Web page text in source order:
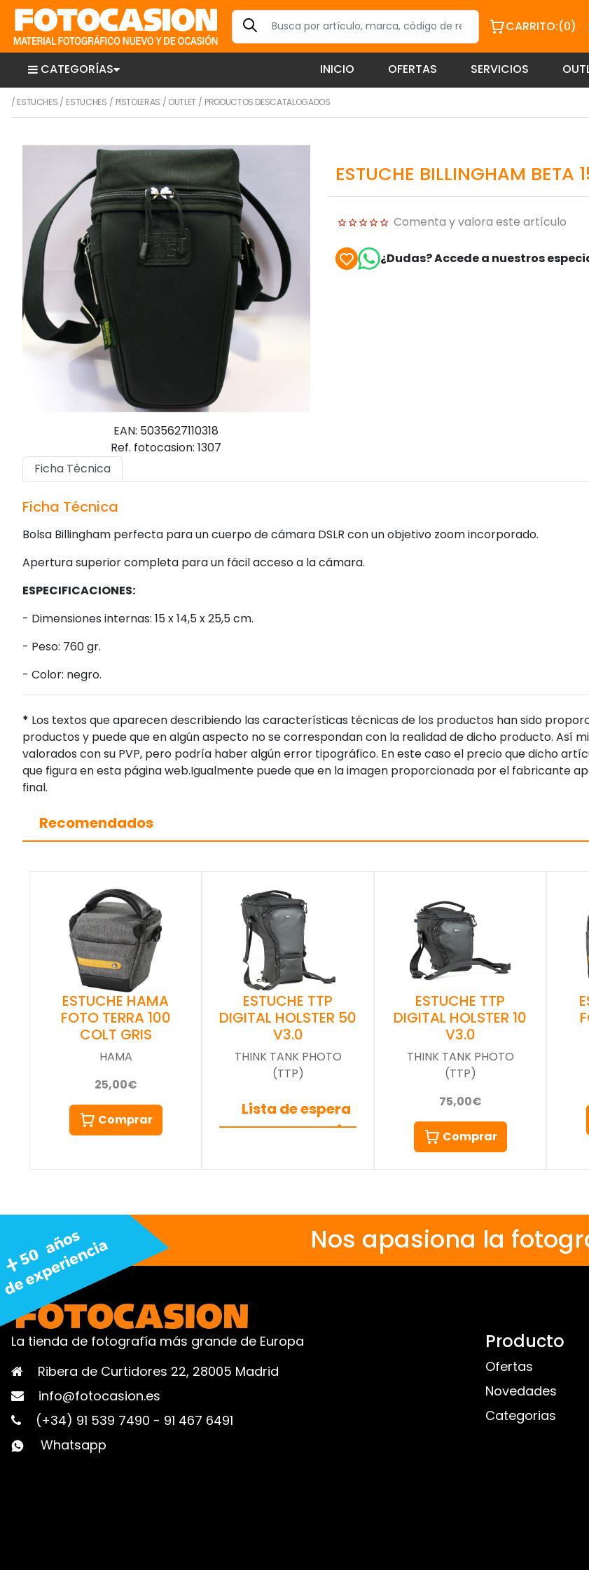
CARRITO:(0)
CATEGORÍAS INICIO OFERTAS SERVICIOS
/ ESTUCHES / ESTUCHES / PISTOLERAS / OUTLET / PRODUCTOS DESCATALOGADOS
EAN: 5035627110318
Ref. fotocasion: 1307
ESTUCHE BILLINGHAM BETA
Comenta y valora este artículo
¿Dudas? Accede a nuestros
Ficha Técnica
Ficha Técnica
Bolsa Billingham perfecta para un cuerpo de cámara DSLR con un objetivo zoom incorporado.
Apertura superior completa para un fácil acceso a la cámara.
ESPECIFICACIONES:
- Dimensiones internas: 15 x 14,5 x 25,5 cm.
- Peso: 760 gr.
- Color: negro.
* Los textos que aparecen describiendo las características técnicas de los productos han sido
productos y puede que en algún aspecto no se correspondan con la realidad de dicho producto. Así
valorados con su PVP, pero podría haber algún error tipográfico. En este caso el precio que dicho
que figura en esta página web.Igualmente puede que en la imagen proporcionada por el fabricante
final.
Recomendados
ESTUCHE HAMA
FOTO TERRA 100
COLT GRIS
HAMA
25,00€
Comprar
ESTUCHE TTP
DIGITAL HOLSTER 50
V3.0
THINK TANK PHOTO
(TTP)
Lista de espera
ESTUCHE TTP
DIGITAL HOLSTER 10
V3.0
THINK TANK PHOTO
(TTP)
75,00€
Comprar
Nos apasiona la
La tienda de fotografía más grande de Europa
Ribera de Curtidores 22, 28005 Madrid
info@fotocasion.es
(+34) 91 539 7490 - 91 467 6491
Whatsapp
Producto
Ofertas
Novedades
Categorias